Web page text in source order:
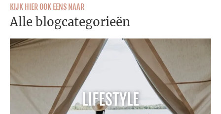
KIJK HIER OOK EENS NAAR
Alle blogcategorieën
LIFESTYLE